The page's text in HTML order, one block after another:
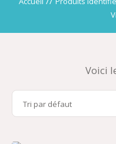
Voici